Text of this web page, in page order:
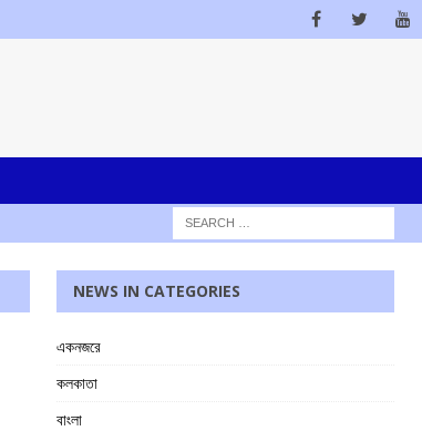
NEWS IN CATEGORIES
একনজরে
কলকাতা
বাংলা